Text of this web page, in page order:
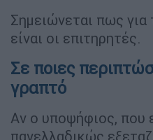
Σημειώνεται πως για
είναι οι επιτηρητές.
Σε ποιες
γραπτό
Αν ο υποψήφιος, που
πανελλαδικώς